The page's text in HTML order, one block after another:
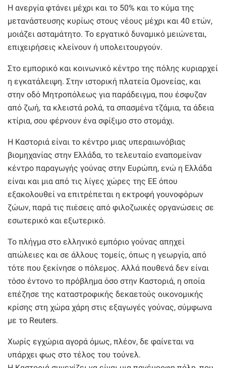
Η ανεργία φτάνει μέχρι και το 50% και το κύμα της
μετανάστευσης κυρίως στους νέους μέχρι και 40 ετών,
μοιάζει ασταμάτητο. Το εργατικό δυναμικό μειώνεται,
επιχειρήσεις κλείνουν ή υπολειτουργούν.
Στο εμπορικό και κοινωνικό κέντρο της πόλης κυριαρχεί
η εγκατάλειψη. Στην ιστορική πλατεία Ομονείας, και
στην οδό Μητροπόλεως για παράδειγμα, που έσφυζαν
από ζωή, τα κλειστά ρολά, τα σπασμένα τζάμια, τα άδεια
κτίρια, σου φέρνουν ένα σφίξιμο στο στομάχι.
Η Καστοριά είναι το κέντρο μιας υπεραιωνόβιας
βιομηχανίας στην Ελλάδα, το τελευταίο εναπομείναν
κέντρο παραγωγής γούνας στην Ευρώπη, ενώ η Ελλάδα
είναι και μια από τις λίγες χώρες της ΕΕ όπου
εξακολουθεί να επιτρέπεται η εκτροφή γουνοφόρων
ζώων, παρά τις πιέσεις από φιλοζωικές οργανώσεις σε
εσωτερικό και εξωτερικό.
Το πλήγμα στο ελληνικό εμπόριο γούνας απηχεί
απώλειες και σε άλλους τομείς, όπως η γεωργία, από
τότε που ξεκίνησε ο πόλεμος. Αλλά πουθενά δεν είναι
τόσο έντονο το πρόβλημα όσο στην Καστοριά, η οποία
επέζησε της καταστροφικής δεκαετούς οικονομικής
κρίσης στη χώρα χάρη στις εξαγωγές γούνας, σύμφωνα
με το Reuters.
Χωρίς εγχώρια αγορά όμως, πλέον, δε φαίνεται να
υπάρχει φως στο τέλος του τούνελ.